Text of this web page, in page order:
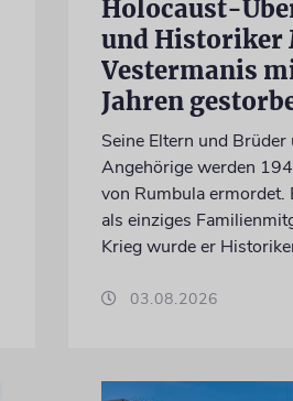
Holocaust-
und Historiker
Vestermanis
Jahren
Seine Eltern und
Angehörige werden
von Rumbula ermordet.
als einziges
Krieg wurde er
03.08.2026